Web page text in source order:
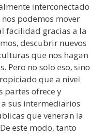
interconectado
podemos mover
facilidad gracias a la
descubrir nuevos
que nos hagan
Pero no solo eso, sino
que a nivel
partes ofrece y
sus intermediarios
que veneran la
este modo, tanto